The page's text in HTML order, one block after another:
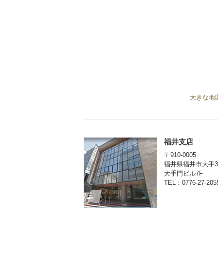
大きな地
福井支店
〒910-0005
福井県福井市大手
大手門ビル7F
TEL：0776-27-